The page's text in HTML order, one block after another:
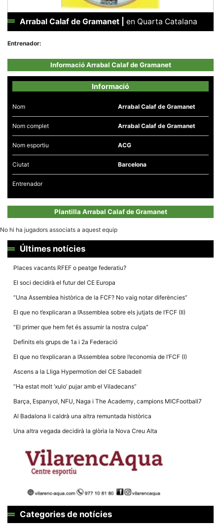
Arrabal Calaf de Gramanet en Quarta Catalana
Entrenador:
Informació Arrabal Calaf de Gramanet
Informació
Nom Arrabal Calaf de Gramanet
Nom complet Arrabal Calaf de Gramanet
Nom esportiu ACG
Ciutat Barcelona
Entrenador
Plantilla Arrabal Calaf de Gramanet
No hi ha jugadors associats a aquest equip
Últimes notícies
Places vacants RFEF o peatge federatiu?
El soci decidirà el futur del CE Europa
“Una Assemblea històrica de la FCF? No vaig notar diferències”
El que no t’explicaran a l’Assemblea sobre els jutjats de l’FCF (II)
“El primer que hem fet és assumir la nostra culpa”
Definits els grups de 1a i 2a Federació
El que no t’explicaran a l’Assemblea sobre l’economia de l’FCF (I)
Ascens a la Lliga Hypermotion del CE Sabadell
“Ha estat molt ‘xulo’ pujar amb el Viladecans”
Barça, Espanyol, NFU, Naga i The Academy, campions MICFootball7
Al Badalona li caldrà una altra remuntada històrica
Una altra vegada decidirà la glòria la Nova Creu Alta
Categories de notícies
Necessàries
Aquestes
són
opcionals,
necessàries
funcionament
tècnic de la
Estadístiques
Recopilem
del lloc web
per a millorar
estructura.
tècnics del
emmagatzemen
dispositiu que
possible. Si
aquestes
algunes
desapareixeran
del lloc web.
els teus
interessos i
comportament
navegues pel
nostre lloc
de mirar